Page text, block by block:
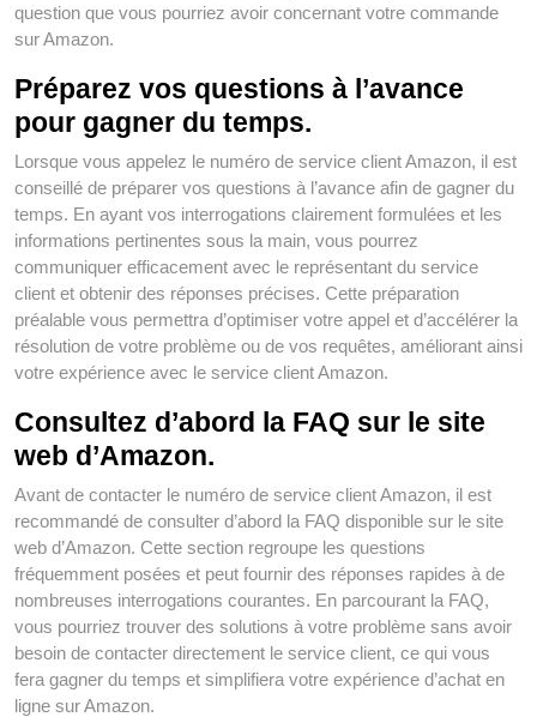
question que vous pourriez avoir concernant votre commande
sur Amazon.
Préparez vos questions à l’avance
pour gagner du temps.
Lorsque vous appelez le numéro de service client Amazon, il est
conseillé de préparer vos questions à l’avance afin de gagner du
temps. En ayant vos interrogations clairement formulées et les
informations pertinentes sous la main, vous pourrez
communiquer efficacement avec le représentant du service
client et obtenir des réponses précises. Cette préparation
préalable vous permettra d’optimiser votre appel et d’accélérer la
résolution de votre problème ou de vos requêtes, améliorant ainsi
votre expérience avec le service client Amazon.
Consultez d’abord la FAQ sur le site
web d’Amazon.
Avant de contacter le numéro de service client Amazon, il est
recommandé de consulter d’abord la FAQ disponible sur le site
web d’Amazon. Cette section regroupe les questions
fréquemment posées et peut fournir des réponses rapides à de
nombreuses interrogations courantes. En parcourant la FAQ,
vous pourriez trouver des solutions à votre problème sans avoir
besoin de contacter directement le service client, ce qui vous
fera gagner du temps et simplifiera votre expérience d’achat en
ligne sur Amazon.